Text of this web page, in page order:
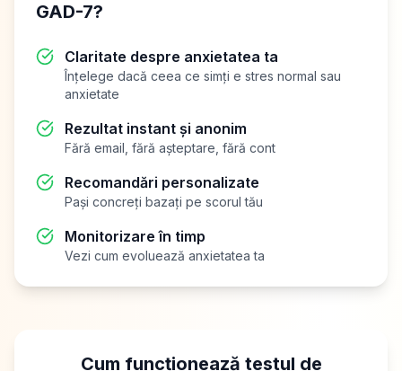
GAD-7?
Claritate despre anxietatea ta
Înțelege dacă ceea ce simți e stres normal sau
anxietate
Rezultat instant și anonim
Fără email, fără așteptare, fără cont
Recomandări personalizate
Pași concreți bazați pe scorul tău
Monitorizare în timp
Vezi cum evoluează anxietatea ta
Cum funcționează testul de